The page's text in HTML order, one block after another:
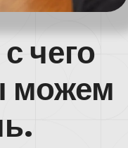
чего
можем